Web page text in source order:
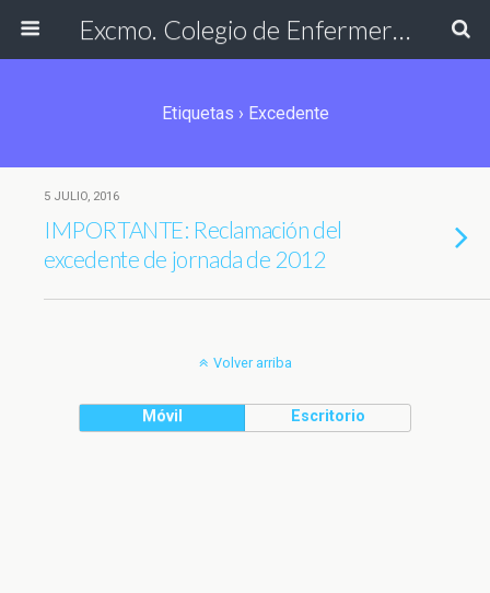
Excmo. Colegio de Enfermería de Cádiz
Etiquetas › Excedente
5 JULIO, 2016
IMPORTANTE: Reclamación del
excedente de jornada de 2012
Volver arriba
Móvil Escritorio